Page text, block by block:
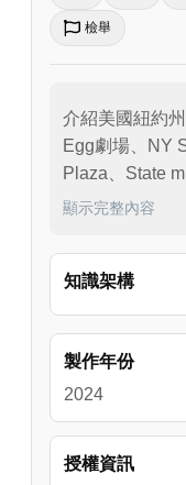
檢舉
介紹美國紐約
Egg劇場、NY
Plaza、State
buidlings、
遊覽等。
顯示完整內容
知識架構
製作年份
2024
授權資訊